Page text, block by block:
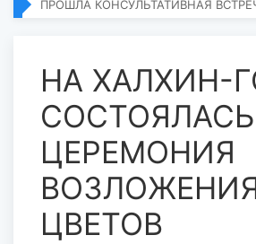
НА ХАЛХИН-
СОСТОЯЛАСЬ
ЦЕРЕМОНИЯ
ЦВЕТОВ